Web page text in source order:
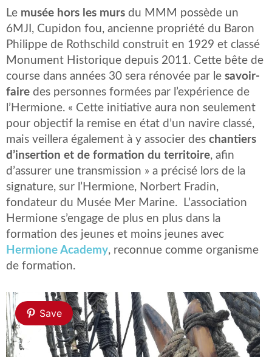
Le musée hors les murs du MMM possède un
6MJI, Cupidon fou, ancienne propriété du Baron
Philippe de Rothschild construit en 1929 et classé
Monument Historique depuis 2011. Cette bête de
course dans années 30 sera rénovée par le savoir-
faire des personnes formées par l’expérience de
l’Hermione. « Cette initiative aura non seulement
pour objectif la remise en état d’un navire classé,
mais veillera également à y associer des chantiers
d’insertion et de formation du territoire, afin
d’assurer une transmission » a précisé lors de la
signature, sur l’Hermione, Norbert Fradin,
fondateur du Musée Mer Marine. L’association
Hermione s’engage de plus en plus dans la
formation des jeunes et moins jeunes avec
Hermione Academy, reconnue comme organisme
de formation.
Save